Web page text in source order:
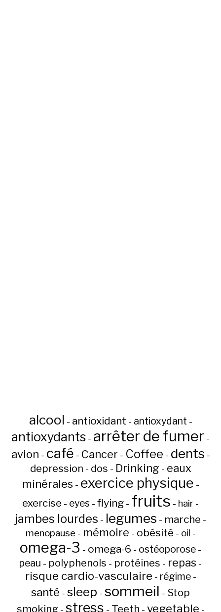
alcool - antioxidant - antioxydant -
antioxydants - arrêter de fumer -
avion - café - Cancer - Coffee - dents -
depression - dos - Drinking - eaux
minérales - exercice physique -
exercise - eyes - flying - fruits - hair -
jambes lourdes - legumes - marche -
menopause - mémoire - obésité - oil -
omega-3 - omega-6 - ostéoporose -
peau - polyphenols - protéines - repas -
risque cardio-vasculaire - régime-
santé - sleep - sommeil - Stop
smoking - stress - Teeth - vegetable -